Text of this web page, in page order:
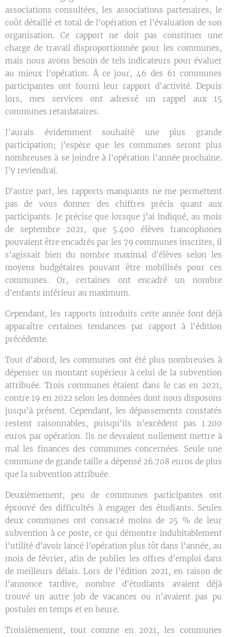
associations consultées, les associations partenaires, le
coût détaillé et total de l'opération et l'évaluation de son
organisation. Ce rapport ne doit pas constituer une
charge de travail disproportionnée pour les communes,
mais nous avons besoin de tels indicateurs pour évaluer
au mieux l'opération. À ce jour, 46 des 61 communes
participantes ont fourni leur rapport d'activité. Depuis
lors, mes services ont adressé un rappel aux 15
communes retardataires.
J'aurais évidemment souhaité une plus grande
participation; j'espère que les communes seront plus
nombreuses à se joindre à l'opération l'année prochaine.
J'y reviendrai.
D'autre part, les rapports manquants ne me permettent
pas de vous donner des chiffres précis quant aux
participants. Je précise que lorsque j'ai indiqué, au mois
de septembre 2021, que 5.400 élèves francophones
pouvaient être encadrés par les 79 communes inscrites, il
s'agissait bien du nombre maximal d'élèves selon les
moyens budgétaires pouvant être mobilisés pour ces
communes. Or, certaines ont encadré un nombre
d'enfants inférieur au maximum.
Cependant, les rapports introduits cette année font déjà
apparaître certaines tendances par rapport à l'édition
précédente.
Tout d'abord, les communes ont été plus nombreuses à
dépenser un montant supérieur à celui de la subvention
attribuée. Trois communes étaient dans le cas en 2021,
contre 19 en 2022 selon les données dont nous disposons
jusqu'à présent. Cependant, les dépassements constatés
restent raisonnables, puisqu'ils n'excèdent pas 1.200
euros par opération. Ils ne devraient nullement mettre à
mal les finances des communes concernées. Seule une
commune de grande taille a dépensé 26.708 euros de plus
que la subvention attribuée.
Deuxièmement, peu de communes participantes ont
éprouvé des difficultés à engager des étudiants. Seules
deux communes ont consacré moins de 25 % de leur
subvention à ce poste, ce qui démontre indubitablement
l'utilité d'avoir lancé l'opération plus tôt dans l'année, au
mois de février, afin de publier les offres d'emploi dans
de meilleurs délais. Lors de l'édition 2021, en raison de
l'annonce tardive, nombre d'étudiants avaient déjà
trouvé un autre job de vacances ou n'avaient pas pu
postuler en temps et en heure.
Troisièmement, tout comme en 2021, les communes